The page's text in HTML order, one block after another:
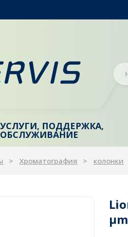
УСЛУГИ, ПОДДЕРЖКА,
ОБСЛУЖИВАНИЕ
Хроматография колонки
µm